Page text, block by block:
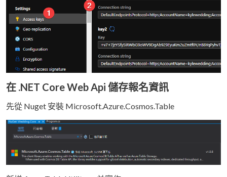
在 .NET Core Web Api 儲存報名資訊
先從 Nuget 安裝 Microsoft.Azure.Cosmos.Table